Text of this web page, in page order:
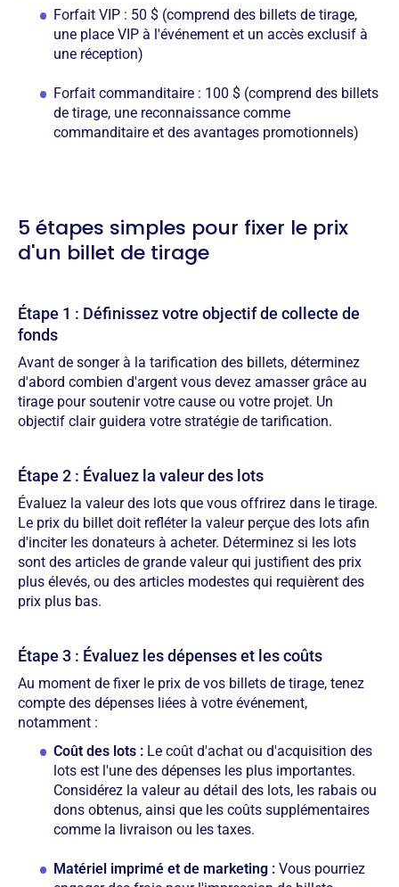
Forfait VIP : 50 $ (comprend des billets de tirage,
une place VIP à l'événement et un accès exclusif à
une réception)
Forfait commanditaire : 100 $ (comprend des billets
de tirage, une reconnaissance comme
commanditaire et des avantages promotionnels)
5 étapes simples pour fixer le prix
d'un billet de tirage
Étape 1 : Définissez votre objectif de collecte de
fonds
Avant de songer à la tarification des billets, déterminez
d'abord combien d'argent vous devez amasser grâce au
tirage pour soutenir votre cause ou votre projet. Un
objectif clair guidera votre stratégie de tarification.
Étape 2 : Évaluez la valeur des lots
Évaluez la valeur des lots que vous offrirez dans le tirage.
Le prix du billet doit refléter la valeur perçue des lots afin
d'inciter les donateurs à acheter. Déterminez si les lots
sont des articles de grande valeur qui justifient des prix
plus élevés, ou des articles modestes qui requièrent des
prix plus bas.
Étape 3 : Évaluez les dépenses et les coûts
Au moment de fixer le prix de vos billets de tirage, tenez
compte des dépenses liées à votre événement,
notamment :
Coût des lots : Le coût d'achat ou d'acquisition des
lots est l'une des dépenses les plus importantes.
Considérez la valeur au détail des lots, les rabais ou
dons obtenus, ainsi que les coûts supplémentaires
comme la livraison ou les taxes.
Matériel imprimé et de marketing : Vous pourriez